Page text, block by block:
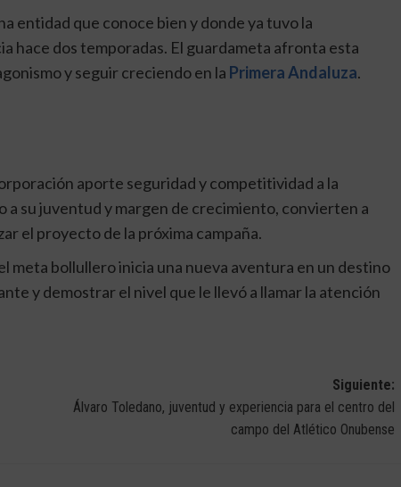
entidad que conoce bien y donde ya tuvo la
hace dos temporadas. El guardameta afronta esta
y seguir creciendo en la Primera Andaluza.
aporte seguridad y competitividad a la
su juventud y margen de crecimiento, convierten a
el proyecto de la próxima campaña.
meta bollullero inicia una nueva aventura en un destino
y demostrar el nivel que le llevó a llamar la atención
Siguiente:
Álvaro Toledano, juventud y experiencia para el centro del
campo del Atlético Onubense